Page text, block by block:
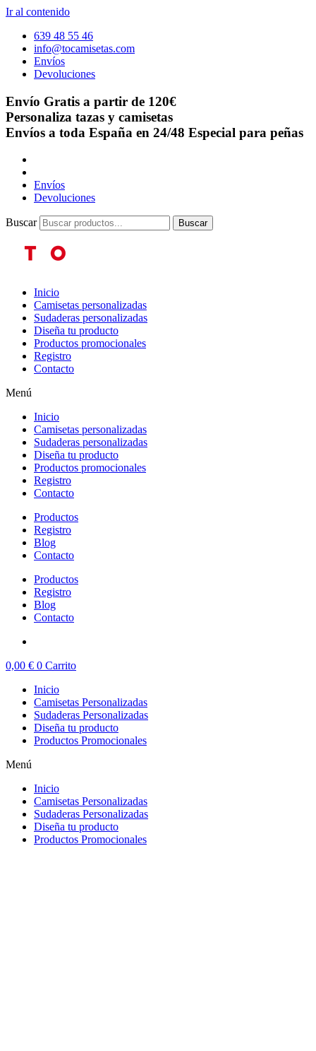
Ir al contenido
639 48 55 46
info@tocamisetas.com
Envíos
Devoluciones
Envío Gratis a partir de 120€
Personaliza tazas y camisetas
Envíos a toda España en 24/48 Especial para peñas
Envíos
Devoluciones
Buscar Buscar
Inicio
Camisetas personalizadas
Sudaderas personalizadas
Diseña tu producto
Productos promocionales
Registro
Contacto
Menú
Inicio
Camisetas personalizadas
Sudaderas personalizadas
Diseña tu producto
Productos promocionales
Registro
Contacto
Productos
Registro
Blog
Contacto
Productos
Registro
Blog
Contacto
0,00 € 0 Carrito
Inicio
Camisetas Personalizadas
Sudaderas Personalizadas
Diseña tu producto
Productos Promocionales
Menú
Inicio
Camisetas Personalizadas
Sudaderas Personalizadas
Diseña tu producto
Productos Promocionales